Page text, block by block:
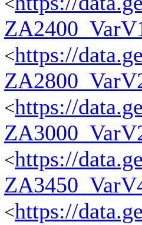
<https://
<https://
<https://
<https://